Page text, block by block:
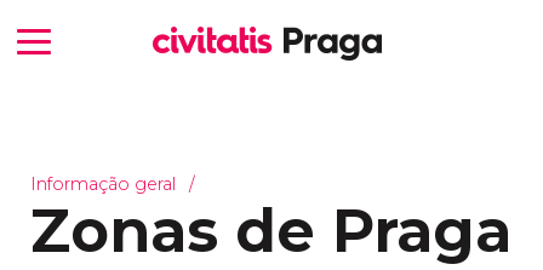
Informação geral
Zonas de Praga